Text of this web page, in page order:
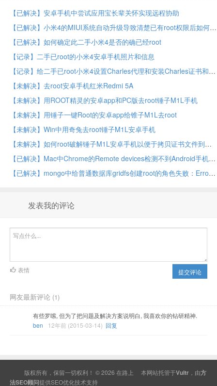
【已解决】安卓手机中尝试应用宝长辈关怀实现远程协助
【已解决】小米4的MIUI系统自动升级导致清楚已有root权限后如何恢复root权限
【已解决】如何确定此二手小米4是否的确已经root
【记录】二手已root的小米4安卓手机照片和信息
【记录】给二手已root小米4设置Charles代理和安装Charles证书和启用Xposed
【未解决】去root安卓手机红米Redmi 5A
【未解决】用ROOT精灵的安卓app和PC版去root锤子M1L手机
【未解决】用锤子一键Root的安卓app给锥子M1L去root
【未解决】Win中用奇兔去root锤子M1L安卓手机
【未解决】如何root破解锤子M1L安卓手机以便于拷贝证书文件到手机中
【已解决】Mac中Chrome的Remote devices检测不到Android手机锤子M1L
【已解决】mongo中给普通数据库gridfs创建root的角色失败：Error couldn’t add user No role named root@gridfs
发表我的评论
提交评论
表情
网友最新评论 (1)
有些罗嗦, 但为了把问题及解决方案说明白, 我喜欢你的钻研精神.
ben
12年前 (2015-03-14) 回复
版权所有，保留一切权利！ © 2026 在路上 本网站托管于Vultr ，由方
法SEO顾问提供SEO优化技术支持